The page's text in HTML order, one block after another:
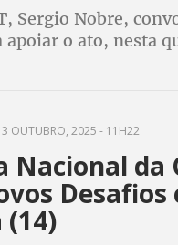
Sergio Nobre,
apoiar o ato, nesta
OUTUBRO, 2025 - 11H22
Nacional da
Desafios